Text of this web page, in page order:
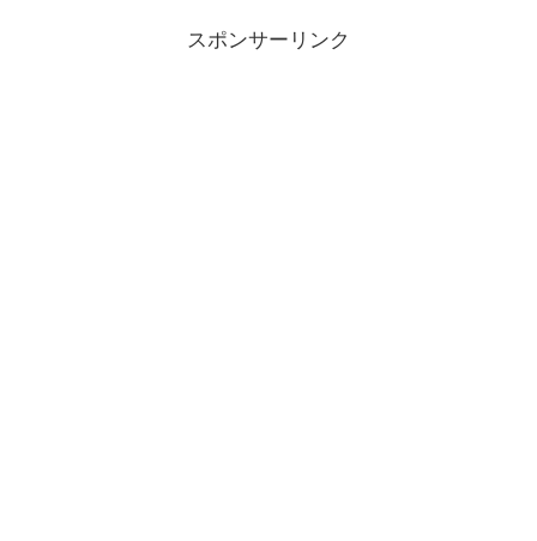
スポンサーリンク